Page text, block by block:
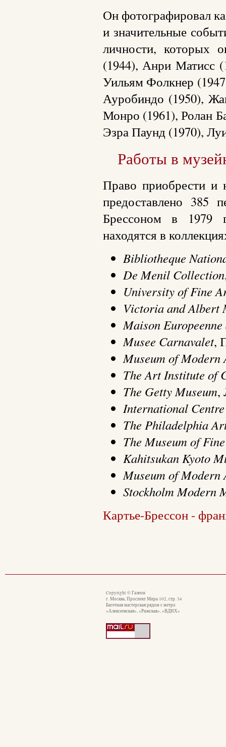
Он фотографировал
и значительные
личности, которых
(1944), Анри Матисс
Уильям Фолкнер
Ауробиндо (1950),
Монро (1961), Ролан
Эзра Паунд (1970),
Работы в
Право приобрести и
предоставлено 385
Брессоном в 1979
находятся в
Bibliotheque
De Menil Collection
University of Fine
Victoria and Albert
Maison
Musee Carnavalet,
Museum of Modern
The Art Institute of
The Getty Museum,
International
The Philadelphia
The Museum of
Kahitsukan Kyoto
Museum of Modern
Stockholm Modern
Картье-Брессон -
Copyright © Галеон
г. Москва, Проспект Мира 102, стр. 34
Багетная мастерская рядом с метро
«Алексеевская», «Рижская», «ВДНХ»